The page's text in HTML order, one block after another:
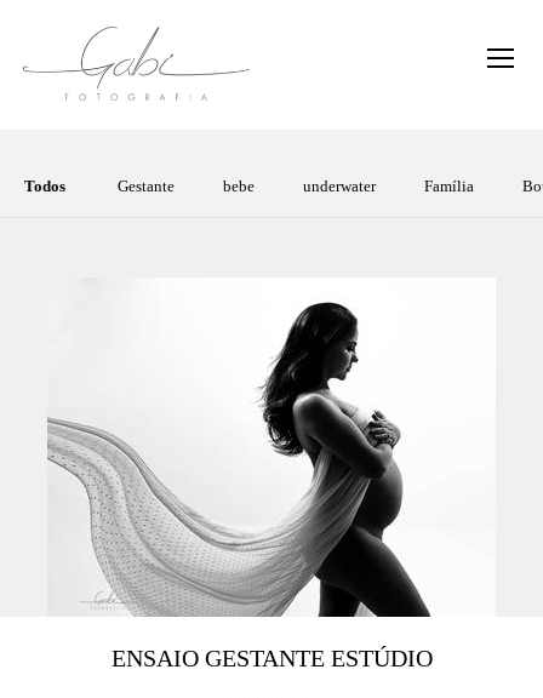
Todos Gestante bebe underwater Família
ENSAIO GESTANTE ESTÚDIO